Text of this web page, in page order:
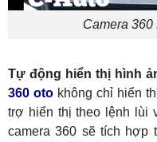
Camera
Tự động hiển thị hình
360 oto không chỉ hiển
trợ hiển thị theo lệnh lùi
camera 360 sẽ tích hợp